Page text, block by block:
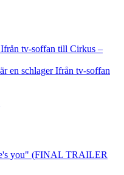
tv-soffan till Cirkus –
en schlager Ifrån tv-soffan
you" (FINAL TRAILER